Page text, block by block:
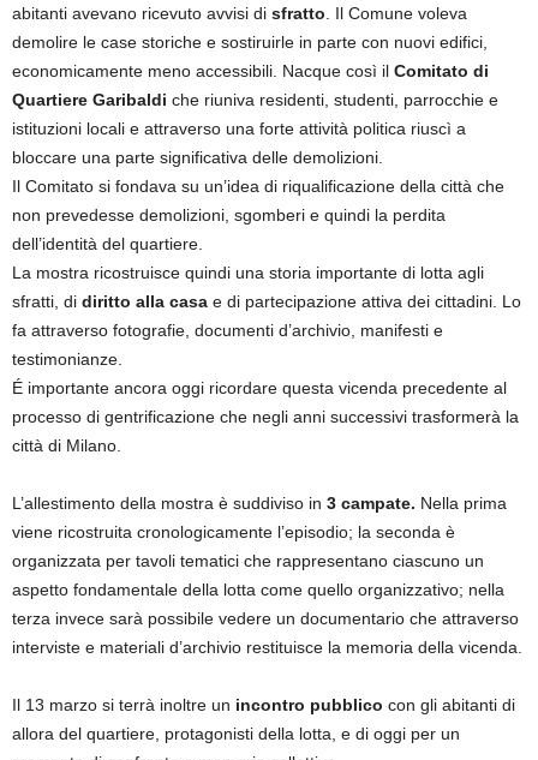
abitanti avevano ricevuto avvisi di sfratto. Il Comune voleva
demolire le case storiche e sostiruirle in parte con nuovi edifici,
economicamente meno accessibili. Nacque così il Comitato di
Quartiere Garibaldi che riuniva residenti, studenti, parrocchie e
istituzioni locali e attraverso una forte attività politica riuscì a
bloccare una parte significativa delle demolizioni.
Il Comitato si fondava su un’idea di riqualificazione della città che
non prevedesse demolizioni, sgomberi e quindi la perdita
dell’identità del quartiere.
La mostra ricostruisce quindi una storia importante di lotta agli
sfratti, di diritto alla casa e di partecipazione attiva dei cittadini. Lo
fa attraverso fotografie, documenti d’archivio, manifesti e
testimonianze.
É importante ancora oggi ricordare questa vicenda precedente al
processo di gentrificazione che negli anni successivi trasformerà la
città di Milano.
L’allestimento della mostra è suddiviso in 3 campate. Nella prima
viene ricostruita cronologicamente l’episodio; la seconda è
organizzata per tavoli tematici che rappresentano ciascuno un
aspetto fondamentale della lotta come quello organizzativo; nella
terza invece sarà possibile vedere un documentario che attraverso
interviste e materiali d’archivio restituisce la memoria della vicenda.
Il 13 marzo si terrà inoltre un incontro pubblico con gli abitanti di
allora del quartiere, protagonisti della lotta, e di oggi per un